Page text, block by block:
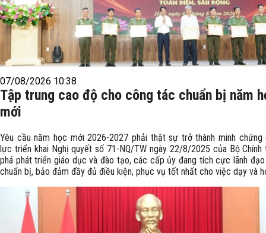
07/08/2026 10:38
Tập trung cao độ cho công tác chuẩn bị năm
mới
Yêu cầu năm học mới 2026-2027 phải thật sự trở thành minh chứng
lực triển khai Nghị quyết số 71-NQ/TW ngày 22/8/2025 của Bộ
phá phát triển giáo dục và đào tạo, các cấp ủy đang tích cực lãnh
chuẩn bị, bảo đảm đầy đủ điều kiện, phục vụ tốt nhất cho việc dạy và